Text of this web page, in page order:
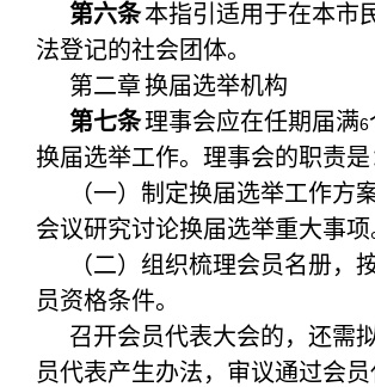
第六条本指引适用于在本市
法登记的社会团体。
第二章换届选举机构
第七条理事会应在任期届满6
换届选举工作。理事会的职责是
（一）制定换届选举工作方
会议研究讨论换届选举重大事项
（二）组织梳理会员名册，
员资格条件。
召开会员代表大会的，还需
员代表产生办法，审议通过会员